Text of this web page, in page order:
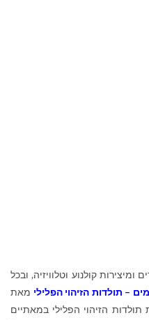
קולנוע וטלוויזיה, ובכל
– תולדות הזיהוי הפלילי מאת
תולדות הזיהוי הפלילי במאתיים